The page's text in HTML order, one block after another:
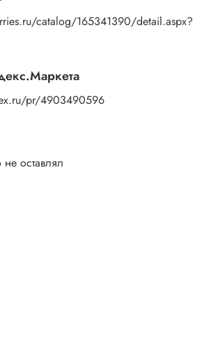
catalog/165341390/detail.aspx?
pr/4903490596
оставлял